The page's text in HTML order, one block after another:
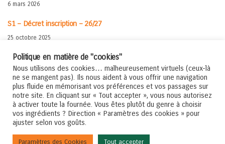
6 mars 2026
S1 – Décret inscription – 26/27
25 octobre 2025
Rentrée en 1re – Matériel – 25-26
30 juillet 2025
Rentrée 2025-2026
5 juillet 2025
© 2020/26 - Institut de la Providence - Humanités
Politique en matière de "cookies"
Nous utilisons des cookies… malheureusement virtuels (ceux-là
ne se mangent pas). Ils nous aident à vous offrir une navigation
plus fluide en mémorisant vos préférences et vos passages sur
notre site. En cliquant sur « Tout accepter », vous nous autorisez
à activer toute la fournée. Vous êtes plutôt du genre à choisir
vos ingrédients ? Direction « Paramètres des cookies » pour
ajuster selon vos goûts.
Paramètres des Cookies Tout accepter